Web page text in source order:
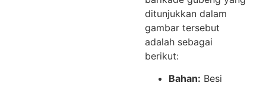
ditunjukkan dalam
gambar tersebut
adalah sebagai
berikut:
Bahan: Besi